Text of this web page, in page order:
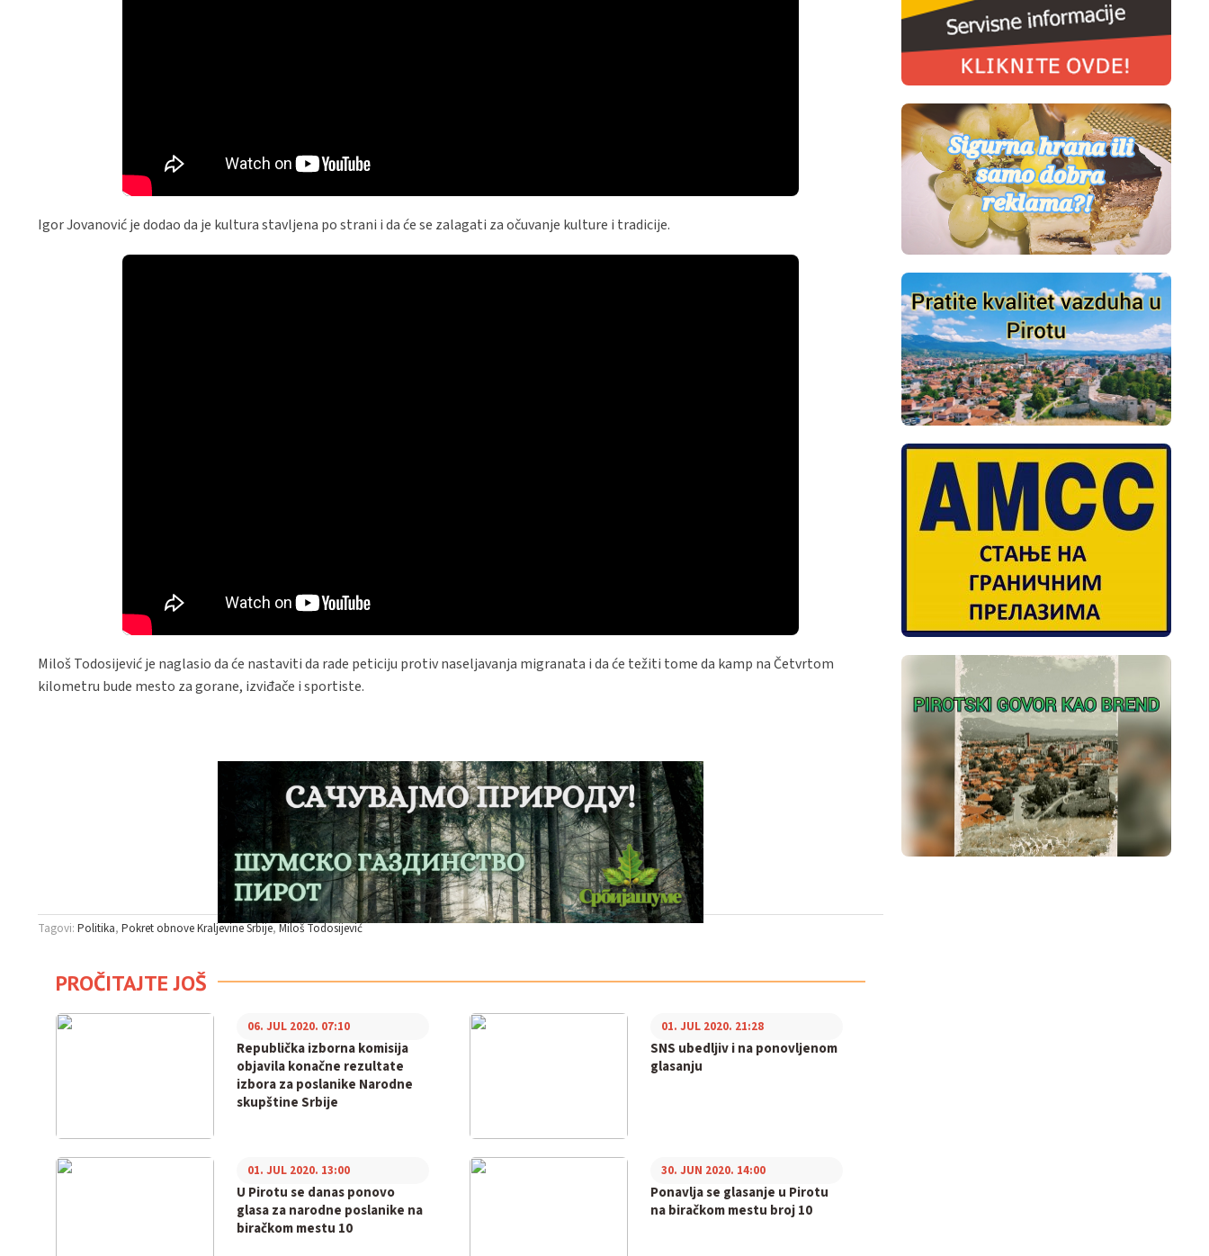
Igor Jovanović je dodao da je kultura stavljena po strani i da će se zalagati za očuvanje kulture i tradicije.
Miloš Todosijević je naglasio da će nastaviti da rade peticiju protiv naseljavanja migranata i da će težiti tome da kamp na Četvrtom
kilometru bude mesto za gorane, izviđače i sportiste.
Tagovi: Politika Pokret obnove Kraljevine Srbije Miloš Todosijević
PROČITAJTE JOŠ
Republička izborna komisija
objavila konačne rezultate
izbora za poslanike Narodne
skupštine Srbije
06. JUL 2020. 07:10
SNS ubedljiv i na ponovljenom
glasanju
01. JUL 2020. 21:28
U Pirotu se danas ponovo
glasa za narodne poslanike na
biračkom mestu 10
01. JUL 2020. 13:00
Ponavlja se glasanje u Pirotu
na biračkom mestu broj 10
30. JUN 2020. 14:00